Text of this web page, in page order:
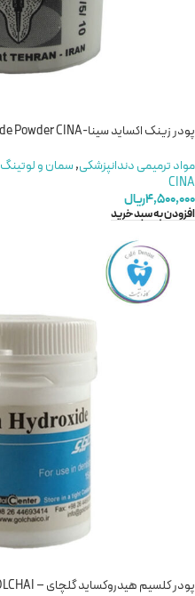
پودر زینک اکساید سینا-Zinc Oxide Powder CINA
مواد ترمیمی دندانپزشکی,سمان و لوتینگ
CINA
۴,۵۰۰,۰۰۰ریال
افزودن به سبد خرید
پودر کلسیم هیدروکساید گلچای – Calcium Hydroxide powder GOLCHAI